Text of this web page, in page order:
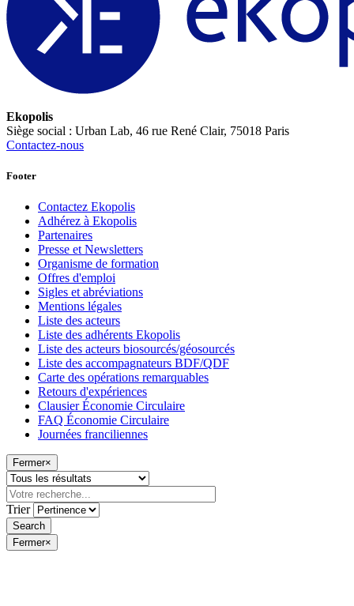
Ekopolis
Siège social : Urban Lab, 46 rue René Clair, 75018 Paris
Contactez-nous
Footer
Contactez Ekopolis
Adhérez à Ekopolis
Partenaires
Presse et Newsletters
Organisme de formation
Offres d'emploi
Sigles et abréviations
Mentions légales
Liste des acteurs
Liste des adhérents Ekopolis
Liste des acteurs biosourcés/géosourcés
Liste des accompagnateurs BDF/QDF
Carte des opérations remarquables
Retours d'expériences
Clausier Économie Circulaire
FAQ Économie Circulaire
Journées franciliennes
Fermer×
Trier
Fermer×